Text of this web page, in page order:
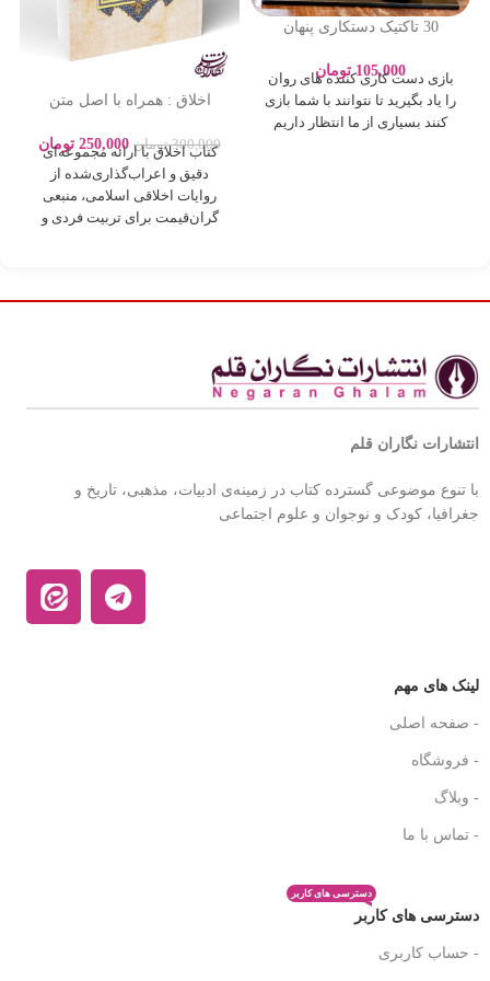
30 تاکتیک دستکاری پنهان
پورباقر – نشر یوشیتا
105,000 تومان
بازی دست کاری کننده های روان
را یاد بگیرید تا نتوانند با شما بازی
کنند بسیاری از ما انتظار داریم
اخلاق : همراه با اصل متن
300,000 تومان 250,000 تومان
کتاب اخلاق با ارائه مجموعه‌ای
دقیق و اعراب‌گذاری‌شده از
روایات اخلاقی اسلامی، منبعی
گران‌قیمت برای تربیت فردی و
انتشارات نگاران قلم
با تنوع موضوعی گسترده کتاب در زمینه‌ی ادبیات، مذهبی، تاریخ و
جغرافیا، کودک و نوجوان و علوم اجتماعی
لینک های مهم
- صفحه اصلی
- فروشگاه
- وبلاگ
- تماس با ما
دسترسی های کاربر
دسترسی های کاربر
- حساب کاربری